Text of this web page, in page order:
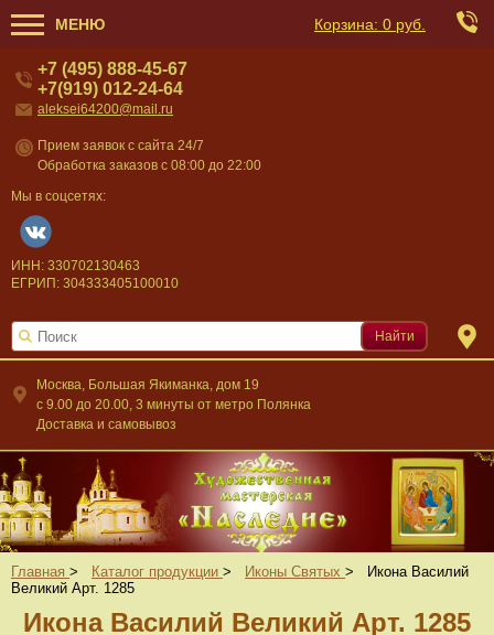
МЕНЮ Корзина: 0 руб.
Москва, Большая Якиманка, дом 19
c 9.00 до 20.00, 3 минуты от метро Полянка
Доставка и самовывоз
+7 (495) 888-45-67
+7(919) 012-24-64
aleksei64200@mail.ru
Прием заявок с сайта 24/7
Обработка заказов с 08:00 до 22:00
Мы в соцсетях:
ИНН: 330702130463
ЕГРИП: 304333405100010
Найти
Главная > Каталог продукции > Иконы Святых >
Икона Василий
Великий Арт. 1285
Икона Василий Великий Арт. 1285